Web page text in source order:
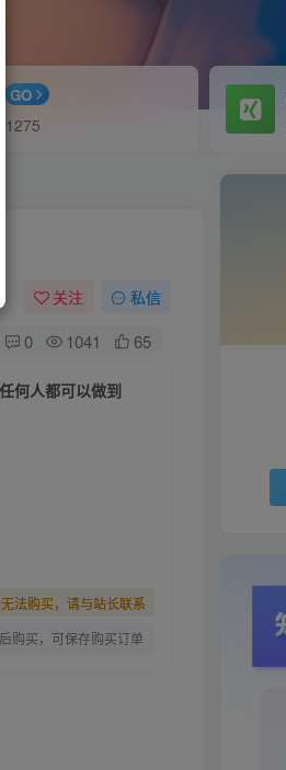
GO
关注 私信
0 1041 65
何人都可以做到
法购买，请与站长联系
购买，可保存购买订单